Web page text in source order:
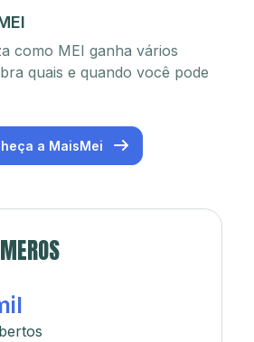
como MEI ganha vários
quais e quando você pode
a MaisMei